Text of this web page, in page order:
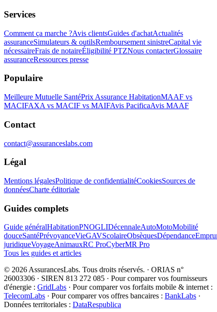
Services
Comment ça marche ?Avis clientsGuides d'achatActualités
assuranceSimulateurs & outilsRemboursement sinistreCapital vie
nécessaireFrais de notaireÉligibilité PTZNous contacterGlossaire
assuranceRessources presse
Populaire
Meilleure Mutuelle SantéPrix Assurance HabitationMAAF vs
MACIFAXA vs MACIF vs MAIFAvis PacificaAvis MAAF
Contact
contact@assuranceslabs.com
Légal
Mentions légalesPolitique de confidentialitéCookiesSources de
donnéesCharte éditoriale
Guides complets
Guide généralHabitationPNOGLIDécennaleAutoMotoMobilité
douceSantéPrévoyanceVieGAVScolaireObsèquesDépendance
juridiqueVoyageAnimauxRC ProCyberMR Pro
Tous les guides et articles
© 2026AssurancesLabs. Tous droits réservés. · ORIAS n°
26003306 · SIREN 813 272 085 · Pour comparer vos fournisseurs
d'énergie : GridLabs · Pour comparer vos forfaits mobile & internet :
TelecomLabs · Pour comparer vos offres bancaires : BankLabs ·
Données territoriales : DataRespublica